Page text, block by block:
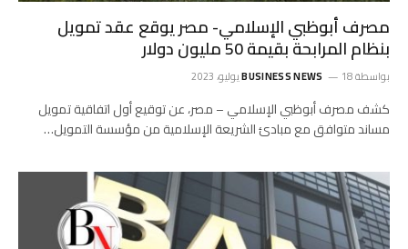
مصرف أبوظبي الإسلامي- مصر يوقع عقد تمويل
بنظام المرابحة بقيمة 50 مليون دولار
بواسطة BUSINESS NEWS 18 يوليو، 2023
كشف مصرف أبوظبي الإسلامي – مصر، عن توقيع أول اتفاقية تمويل
مساند متوافق مع مبادئ الشريعة الإسلامية من مؤسسة التمويل…